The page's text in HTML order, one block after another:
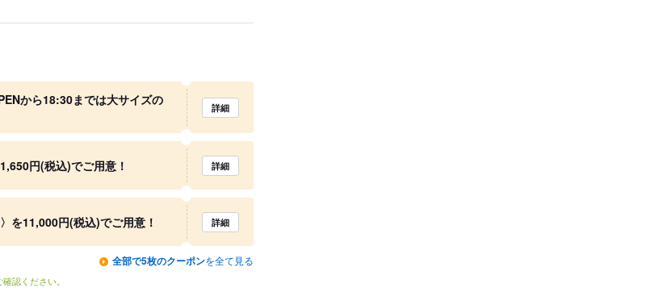
から18:30までは大サイズの
詳細
円(税込)でご用意！ 詳細
を11,000円(税込)でご用意！ 詳細
全部で5枚のクーポンを全て見る
認ください。